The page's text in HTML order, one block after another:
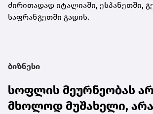
ძირითადად იტალიაში, ესპანეთში,
საფრანგეთში გადის.
ბიზნესი
სოფლის მეურნეობას
მხოლოდ მუშახელი,